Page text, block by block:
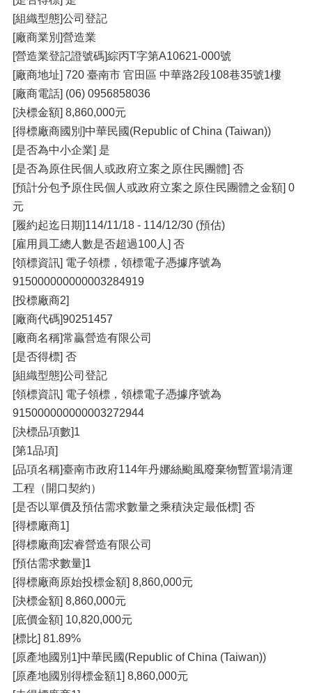
[組織型態]公司登記
[廠商業別]營造業
[營造業登記證號碼]綜丙T字第A10621-000號
[廠商地址] 720 臺南市 官田區 中華路2段108巷35號1樓
[廠商電話] (06) 0956858036
[決標金額] 8,860,000元
[得標廠商國別]中華民國(Republic of China (Taiwan))
[是否為中小企業] 是
[是否為原住民個人或政府立案之原住民團體] 否
[預計分包予原住民個人或政府立案之原住民團體之金額] 0
元
[履約起迄日期]114/11/18 - 114/12/30 (預估)
[雇用員工總人數是否超過100人] 否
[領標資訊] 電子領標，領標電子憑據序號為
915000000000003284919
[投標廠商2]
[廠商代碼]90251457
[廠商名稱]常贏營造有限公司
[是否得標] 否
[組織型態]公司登記
[領標資訊] 電子領標，領標電子憑據序號為
915000000000003272944
[決標品項數]1
[第1品項]
[品項名稱]臺南市政府114年丹娜絲颱風廢棄物暫置場清運
工程（開口契約）
[是否以單價及預估需求數量之乘積決定最低標] 否
[得標廠商1]
[得標廠商]宏睿營造有限公司
[預估需求數量]1
[得標廠商原始投標金額] 8,860,000元
[決標金額] 8,860,000元
[底價金額] 10,820,000元
[標比] 81.89%
[原產地國別1]中華民國(Republic of China (Taiwan))
[原產地國別得標金額1] 8,860,000元